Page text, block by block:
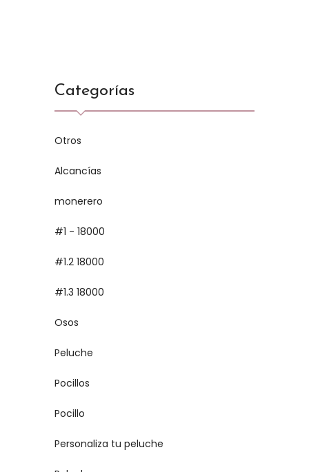
Categorías
Otros
Alcancías
monerero
#1 - 18000
#1.2 18000
#1.3 18000
Osos
Peluche
Pocillos
Pocillo
Personaliza tu peluche